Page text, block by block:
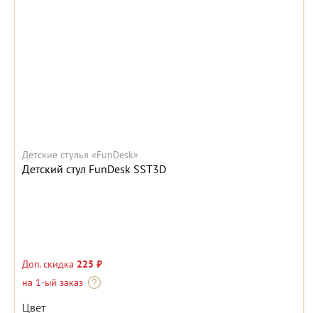
Детские стулья «FunDesk»
Детский стул FunDesk SST3D
Доп. скидка 225 ₽
на 1-ый заказ
Цвет